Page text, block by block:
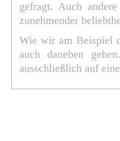
gefragt. Auch
zunehmender
Wie wir am Beispiel
auch daneben
ausschließlich auf